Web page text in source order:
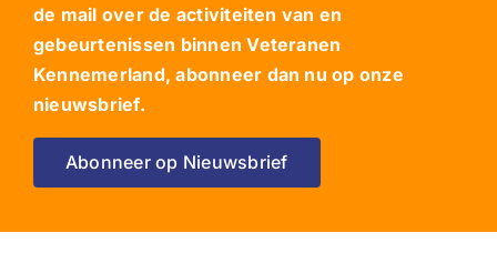
de mail over de activiteiten van en
gebeurtenissen binnen Veteranen
Kennemerland, abonneer dan nu op onze
nieuwsbrief.
Abonneer op Nieuwsbrief